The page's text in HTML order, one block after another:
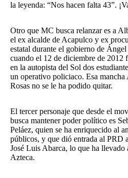
la leyenda: “Nos hacen falta 43”.
Otro que MC busca relanzar es a
el ex alcalde de Acapulco y ex
estatal durante el gobierno de
cuando el 12 de diciembre de 2012
en la autopista del Sol dos
un operativo policiaco. Esa
Rosas no se le ha podido quitar.
El tercer personaje que desde el
busca mantener poder político es
Peláez, quien se ha enriquecido al
públicos, y que dió entrada al PRD
José Luis Abarca, lo que ha llevado
Azteca.